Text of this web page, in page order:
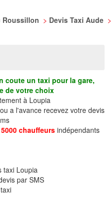
Roussillon > Devis Taxi Aude >
coute un taxi pour la gare,
de votre choix
à Loupia
a l'avance recevez votre devis
chauffeurs indépendants
taxi Loupia
par SMS